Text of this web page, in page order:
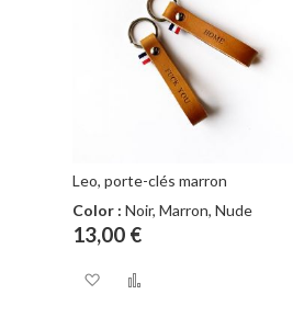
d’envie
Leo, porte-clés marron
Color : Noir, Marron, Nude
13,00 €
Ajouter